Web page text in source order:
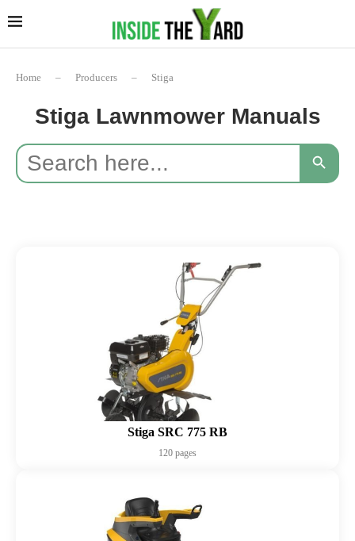
Home – Producers – Stiga
Stiga Lawnmower Manuals
Search
for:
SEARCH BUTTON
Stiga SRC 775 RB
120 pages